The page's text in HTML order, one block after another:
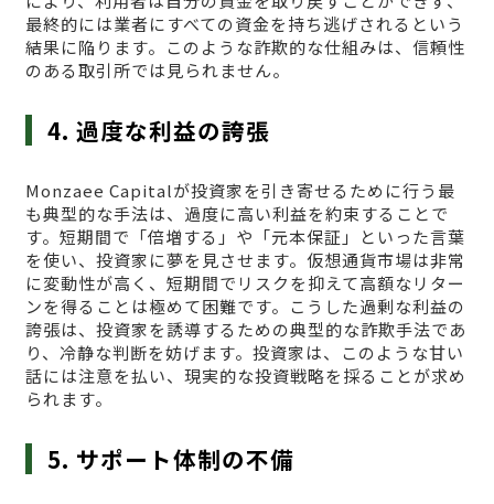
最終的には業者にすべての資金を持ち逃げされるという
結果に陥ります。このような詐欺的な仕組みは、信頼性
のある取引所では見られません。
4. 過度な利益の誇張
Monzaee Capitalが投資家を引き寄せるために行う最
も典型的な手法は、過度に高い利益を約束することで
す。短期間で「倍増する」や「元本保証」といった言葉
を使い、投資家に夢を見させます。仮想通貨市場は非常
に変動性が高く、短期間でリスクを抑えて高額なリター
ンを得ることは極めて困難です。こうした過剰な利益の
誇張は、投資家を誘導するための典型的な詐欺手法であ
り、冷静な判断を妨げます。投資家は、このような甘い
話には注意を払い、現実的な投資戦略を採ることが求め
られます。
5. サポート体制の不備